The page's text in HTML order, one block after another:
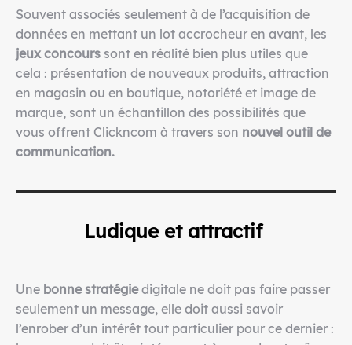
Souvent associés seulement à de l’acquisition de
données en mettant un lot accrocheur en avant, les
jeux concours sont en réalité bien plus utiles que
cela : présentation de nouveaux produits, attraction
en magasin ou en boutique, notoriété et image de
marque, sont un échantillon des possibilités que
vous offrent Clickncom à travers son nouvel outil de
communication.
Ludique et attractif
Une bonne stratégiedigitale ne doit pas faire passer
seulement un message, elle doit aussi savoir
l’enrober d’un intérêt tout particulier pour ce dernier :